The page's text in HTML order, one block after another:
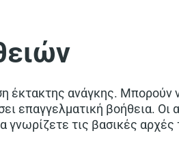
έκτακτης ανάγκης. Μπορούν
επαγγελματική βοήθεια.
γνωρίζετε τις βασικές